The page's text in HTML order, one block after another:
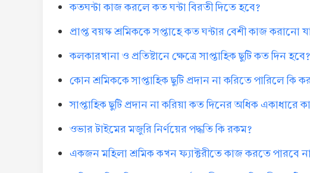
কতঘন্টা কাজ করলে কত ঘন্টা বিরতী দিতে হবে?
প্রাপ্ত বয়স্ক শ্রমিককে সপ্তাহে কত ঘন্টার বেশী কাজ করানো
কলকারখানা ও প্রতিষ্টানে ক্ষেত্রে সাপ্তাহিক ছুটি কত দিন হবে?
কোন শ্রমিককে সাপ্তাহিক ছুটি প্রদান না করিতে পারিলে কি
সাপ্তাহিক ছুটি প্রদান না করিয়া কত দিনের অধিক একাধারে
ওভার টাইমের মজুরি নির্ণয়ের পদ্ধতি কি রকম?
একজন মহিলা শ্রমিক কখন ফ্যাক্টরীতে কাজ করতে পারবে